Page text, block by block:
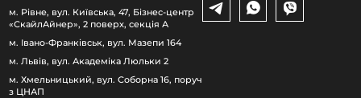
м. Рівне, вул. Київська, 47, Бізнес-центр
«СкайлАйнер», 2 поверх, секція А
м. Івано-Франківськ, вул. Мазепи 164
м. Львів, вул. Академіка Люльки 2
м. Хмельницький, вул. Соборна 16, поруч
з ЦНАП